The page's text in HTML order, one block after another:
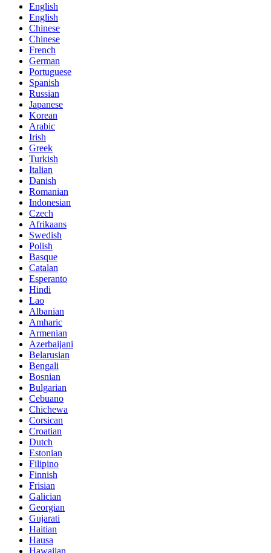
English
English
Chinese
Chinese
French
German
Portuguese
Spanish
Russian
Japanese
Korean
Arabic
Irish
Greek
Turkish
Italian
Danish
Romanian
Indonesian
Czech
Afrikaans
Swedish
Polish
Basque
Catalan
Esperanto
Hindi
Lao
Albanian
Amharic
Armenian
Azerbaijani
Belarusian
Bengali
Bosnian
Bulgarian
Cebuano
Chichewa
Corsican
Croatian
Dutch
Estonian
Filipino
Finnish
Frisian
Galician
Georgian
Gujarati
Haitian
Hausa
Hawaiian